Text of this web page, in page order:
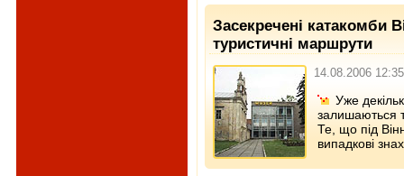
Засекречені катакомби
туристичні маршрути
14.08.2006 12:35
Уже
залишаються
Те, що під
випадкові